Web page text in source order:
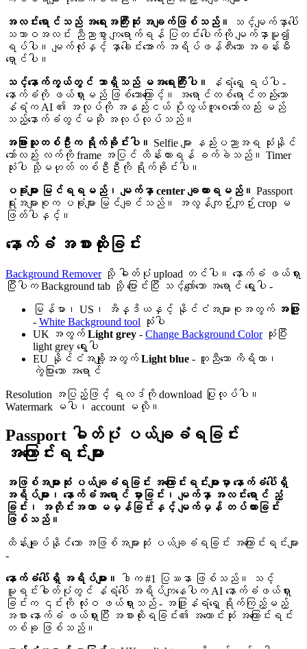
အလင်းရောင်သည် အရေးအကြီးဆုံး အချက်ဖြစ်သည်။
သင့်မျက်နှာပေါ်
သဘာဝအလင်း ညီညာစွာ ကျရောက်ရန် ပြတင်းပေါက်ကို မျက်နှာမူ၍
ရပ်ပါ။ မျက်လုံးနှင့် နှာခေါင်းအောက် အရိပ်ဖန်တီးသော အခန်းမီး
ရှောင်ပါ။
သင့်နောက်ကွယ်တွင် ဘာရှိသည် မအရေးကြီးပါ။
နံရံရှေ့ ရပ်ပါ -
နောက်ခံကို ဖယ်ရှားမည် ဖြစ်သောကြောင့်။ အရောင်တစ်ရောင်တည်းသော
နံရံက AI ၏ အလုပ်ကို အနည်းငယ် ပိုလွယ်ကူစေသော်လည်း မည်
သည့်နောက်ခံတွင်မဆို အလုပ်လုပ်သည်။
အခြားသူတစ်ဦးက ရိုက်ခိုင်းပါ။ Selfie များ နည်းပညာအရ သုံးနိုင်
သော်လည်း လက်ကို frame အပြင် ထိန်းထားရန် ခက်ခဲသည်။ Timer
သုံးပါ သို့မဟုတ် တစ်ဦးဦးကို ရိုက်ခိုင်းပါ။
ပခုံးများ မြင်ရရမည်၊ မျက်နှာ center ချထားရမည်။ Passport
ရုံးအများစုက ပခုံးများ မြင်ချင်သည်။ အလွန်ကျဉ်းကျဉ်း crop မ
ဖြတ်ပါနှင့်။
နောက်ခံ အစားထိုးခြင်း
Background Removerသို့ ဓါတ်ပုံ upload တင်ပါ။ နောက်ခံ ဖယ်ရှား
ပြီးပါက Background tab သို့ ပြောင်းပြီး သင့်လျော်သော အရောင် ရွေးပါ -
မြန်မာ၊ US၊ အိန္ဒိယနှင့် နိုင်ငံအများစုအတွက် အဖြူ
- White Background tool သုံးပါ
UK အတွက် Light grey - Change Background Colorသုံးပြီး
light grey ရွေးပါ
EU နိုင်ငံအချို့အတွက် Light blue - တူညီသော ကိရိယာ၊
ကွဲပြားသော အရောင်
Resolution အပြည့်ဖြင့် ရလဒ်ကို download ပြုလုပ်ပါ။
Watermark မပါ၊ account မလို။
Passport ဓါတ်ပုံ ပယ်ချခံရခြင်း
အကြောင်းရင်းများ
အဖြစ်အများဆုံး ပယ်ချခံရခြင်း အကြောင်းရင်းများမှာ နောက်ခံပေါ်ရှိ
အရိပ်များ၊ နောက်ခံအရောင် မှားခြင်း၊ မျက်နှာ အလင်းရောင် ညံ့
ခြင်း၊ အတိုင်းအတာ မမှန်ခြင်းနှင့် မျက်မှန် တပ်ထားခြင်း
ဖြစ်သည်။
ထိန်းချုပ်နိုင်သော အဖြစ်အများဆုံး ပယ်ချခံရခြင်း အကြောင်းရင်းများ
-
နောက်ခံပေါ်ရှိ အရိပ်များ။
ဒါက #1 ပြဿနာ ဖြစ်သည်။ သင့်
မူရင်းဓါတ်ပုံတွင် နံရံပေါ် အရိပ်ကျနေပါက AI နောက်ခံဖယ်ရှား
ခြင်းက ၎င်းကို လုံးဝ ဖယ်ရှားသည် - အဖြူနံရံရှေ့ ရိုက်ကြည့်မည့်
အစား နောက်ခံ ဖယ်ရှားပြီး အစားထိုးရခြင်း၏ အကောင်းဆုံး အကြောင်းရင်း
တစ်ခု ဖြစ်သည်။